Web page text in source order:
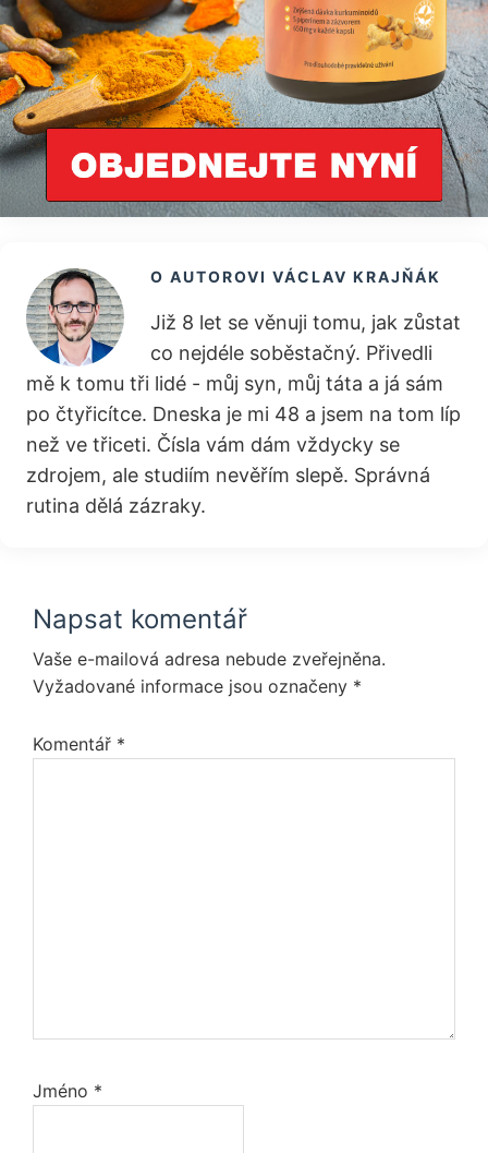
O AUTOROVI VÁCLAV KRAJŇÁK
Již 8 let se věnuji tomu, jak zůstat
co nejdéle soběstačný. Přivedli
mě k tomu tři lidé - můj syn, můj táta a já sám
po čtyřicítce. Dneska je mi 48 a jsem na tom líp
než ve třiceti. Čísla vám dám vždycky se
zdrojem, ale studiím nevěřím slepě. Správná
rutina dělá zázraky.
Interactions
Napsat komentář
Vaše e-mailová adresa nebude zveřejněna.
Vyžadované informace jsou označeny *
Komentář *
Jméno *